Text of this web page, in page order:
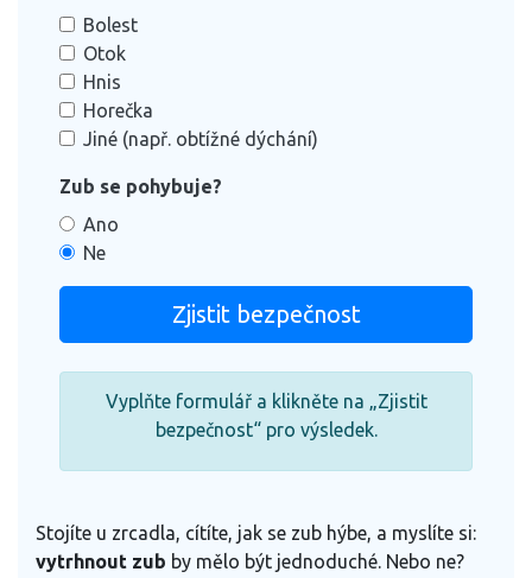
Bolest
Otok
Hnis
Horečka
Jiné (např. obtížné dýchání)
Zub se pohybuje?
Ano
Ne
Zjistit bezpečnost
Vyplňte formulář a klikněte na „Zjistit
bezpečnost“ pro výsledek.
Stojíte u zrcadla, cítíte, jak se zub hýbe, a myslíte si:
vytrhnout zub by mělo být jednoduché. Nebo ne?